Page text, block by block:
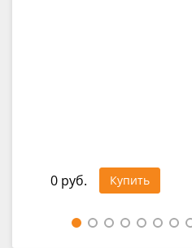
0 руб. Купить